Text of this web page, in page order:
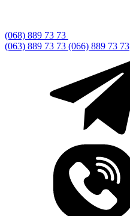
(068) 889 73 73
(063) 889 73 73 (066) 889 73 73